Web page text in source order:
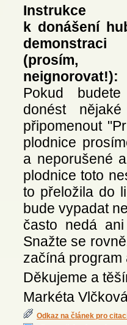
Instrukce
k donášení
demonstraci
(prosím,
neignorovat!):
Pokud
donést
připomenout
plodnice
a neporušené
plodnice toto
to přeložila do
bude vypadat
často nedá
Snažte se
začíná
Děkujeme a
Markéta
Odkaz na článek pro